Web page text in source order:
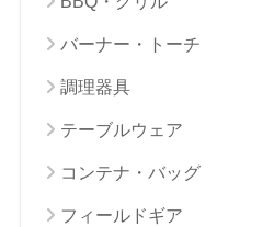
バーナー・トーチ
調理器具
テーブルウェア
コンテナ・バッグ
フィールドギア